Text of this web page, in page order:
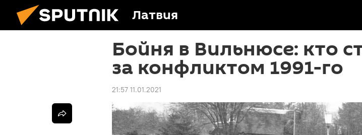
Латвия
Бойня в Вильнюсе: кто
за конфликтом 1991-го
21:57 11.01.2021